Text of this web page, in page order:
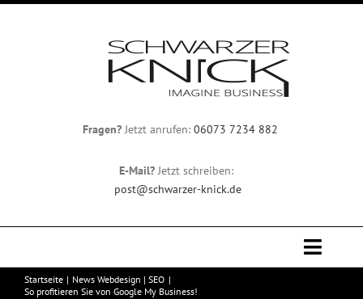
Fragen?Jetzt anrufen: 06073 7234 882
E-Mail?Jetzt schreiben:
post@schwarzer-knick.de
Toggle
Professionelles Webdesign
Startseite
News Webdesign | SEO
So profitieren Sie von Google My Business!